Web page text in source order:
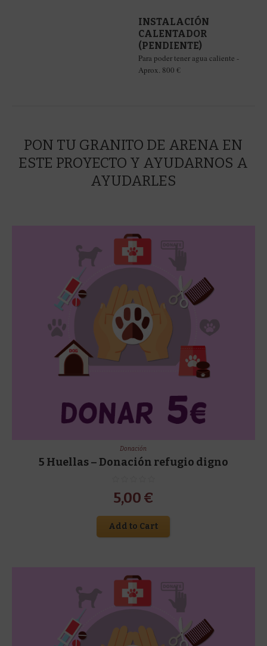
0%
INSTALACIÓN
CALENTADOR
(PENDIENTE)
Para poder tener agua caliente -
Aprox. 800 €
PON TU GRANITO DE ARENA EN
ESTE PROYECTO Y AYUDARNOS A
AYUDARLES
Donación
5 Huellas – Donación refugio digno
5,00 €
Add to Cart